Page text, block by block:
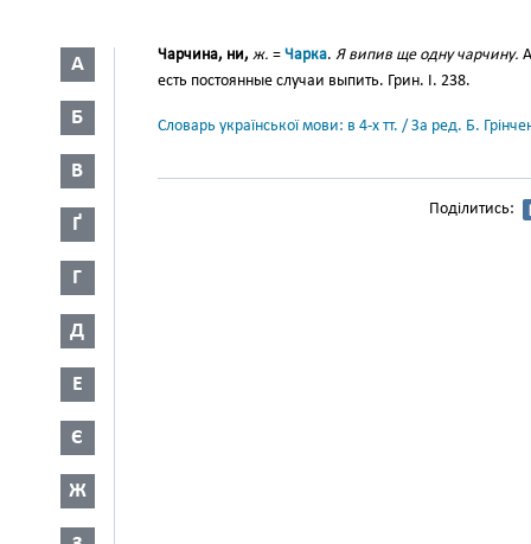
А
Б
В
Ґ
Г
Д
Е
Є
Ж
Чарчина, ни, ж. = Чарка. Я випив ще одну чарчину.
есть постоянные случаи выпить. Грин. І. 238.
Словарь української мови: в 4-х тт. / За ред. Б.
Поділитись: